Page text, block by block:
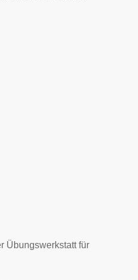
Übungswerkstatt für